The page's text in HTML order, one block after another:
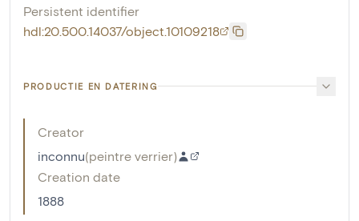
Persistent identifier
hdl:20.500.14037/object.10109218
PRODUCTIE EN DATERING
Creator
inconnu(peintre verrier)
Creation date
1888